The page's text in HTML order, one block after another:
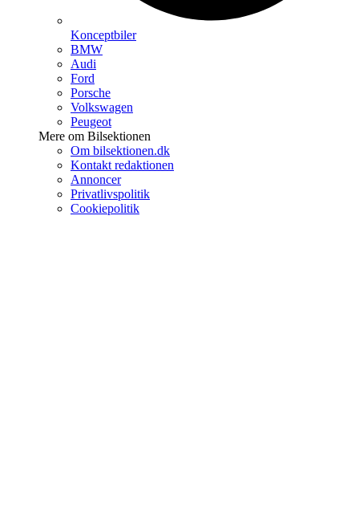
Konceptbiler
BMW
Audi
Ford
Porsche
Volkswagen
Peugeot
Mere om Bilsektionen
Om bilsektionen.dk
Kontakt redaktionen
Annoncer
Privatlivspolitik
Cookiepolitik